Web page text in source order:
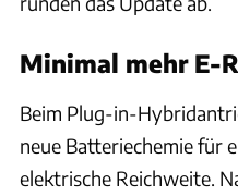
Minimal mehr E-
Beim Plug-in-
neue Batteriechemie für
elektrische Reichweite.